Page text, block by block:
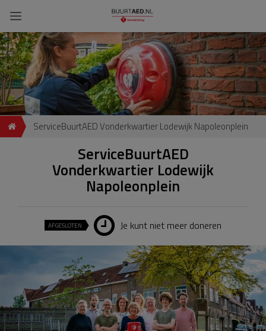
ServiceBuurtAED Vonderkwartier Lodewijk Napoleonplein
ServiceBuurtAED
Vonderkwartier Lodewijk
Napoleonplein
AFGESLOTEN Je kunt niet meer doneren